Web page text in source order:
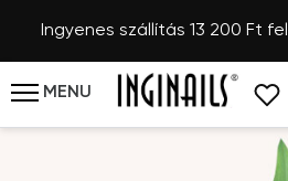
Ingyenes szállítás 13 200 Ft
MENU